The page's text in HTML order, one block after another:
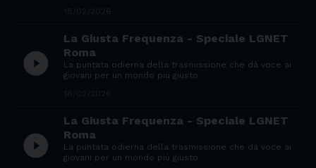
play_circle_filled
La Giusta Frequenza - Speciale LGNET
Roma
La puntata odierna della trasmissione che dà voce ai
giovani per un mondo più giusto
play_circle_filled
La Giusta Frequenza - Speciale LGNET
Roma
La puntata odierna della trasmissione che dà voce ai
giovani per un mondo più giusto